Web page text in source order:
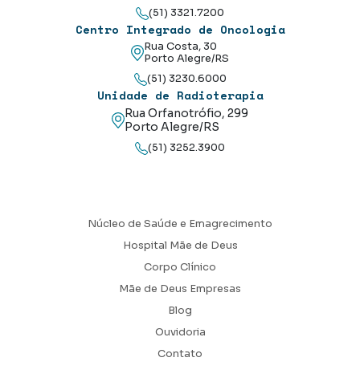
(51) 3321.7200
Centro Integrado de Oncologia
Rua Costa, 30
Porto Alegre/RS
(51) 3230.6000
Unidade de Radioterapia
Rua Orfanotrófio, 299
Porto Alegre/RS
(51) 3252.3900
Núcleo de Saúde e Emagrecimento
Hospital Mãe de Deus
Corpo Clínico
Mãe de Deus Empresas
Blog
Ouvidoria
Contato